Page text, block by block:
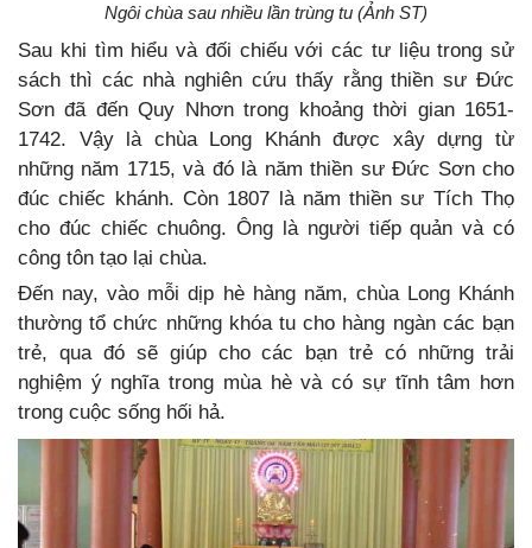
Ngôi chùa sau nhiều lần trùng tu (Ảnh ST)
Sau khi tìm hiểu và đối chiếu với các tư liệu trong sử
sách thì các nhà nghiên cứu thấy rằng thiền sư Đức
Sơn đã đến Quy Nhơn trong khoảng thời gian 1651-
1742. Vậy là chùa Long Khánh được xây dựng từ
những năm 1715, và đó là năm thiền sư Đức Sơn cho
đúc chiếc khánh. Còn 1807 là năm thiền sư Tích Thọ
cho đúc chiếc chuông. Ông là người tiếp quản và có
công tôn tạo lại chùa.
Đến nay, vào mỗi dịp hè hàng năm, chùa Long Khánh
thường tổ chức những khóa tu cho hàng ngàn các bạn
trẻ, qua đó sẽ giúp cho các bạn trẻ có những trải
nghiệm ý nghĩa trong mùa hè và có sự tĩnh tâm hơn
trong cuộc sống hối hả.